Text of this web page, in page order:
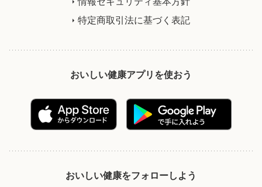
特定商取引法に基づく表記
おいしい健康アプリを使おう
おいしい健康をフォローしよう